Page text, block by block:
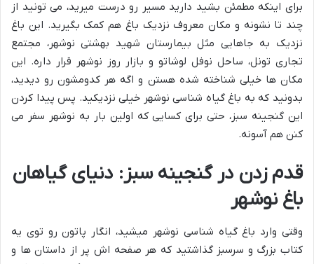
برای اینکه مطمئن بشید دارید مسیر رو درست میرید، می تونید از
چند تا نشونه و مکان معروف نزدیک باغ هم کمک بگیرید. این باغ
نزدیک به جاهایی مثل بیمارستان شهید بهشتی نوشهر، مجتمع
تجاری تونل، ساحل نوفل لوشاتو و بازار روز نوشهر قرار داره. این
مکان ها خیلی شناخته شده هستن و اگه هر کدومشون رو دیدید،
بدونید که به باغ گیاه شناسی نوشهر خیلی نزدیکید. پس پیدا کردن
این گنجینه سبز، حتی برای کسایی که اولین بار به نوشهر سفر می
کنن هم آسونه.
قدم زدن در گنجینه سبز: دنیای گیاهان
باغ نوشهر
وقتی وارد باغ گیاه شناسی نوشهر میشید، انگار پاتون رو توی یه
کتاب بزرگ و سرسبز گذاشتید که هر صفحه اش پر از داستان ها و